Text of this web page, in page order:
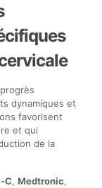
dynamiques et
favorisent
et qui
de la
C, Medtronic,